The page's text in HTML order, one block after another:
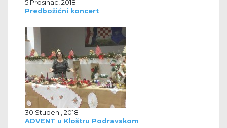
5 Prosinac, 2018
Predbožićni koncert
30 Studeni, 2018
ADVENT u Kloštru Podravskom